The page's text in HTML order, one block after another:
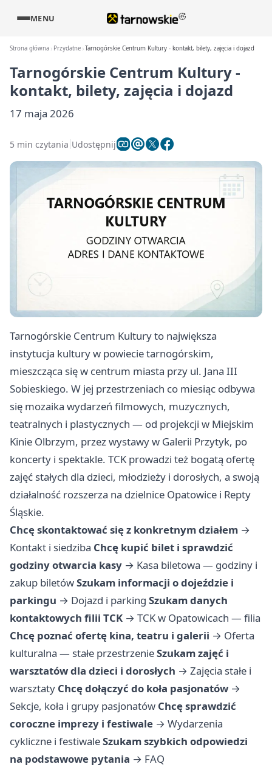
MENU
Strona główna Przydatne Tarnogórskie Centrum Kultury - kontakt, bilety, zajęcia i dojazd
Tarnogórskie Centrum Kultury -
kontakt, bilety, zajęcia i dojazd
17 maja 2026
5 min czytania Udostępnij
Tarnogórskie Centrum Kultury to największa
instytucja kultury w powiecie tarnogórskim,
mieszcząca się w centrum miasta przy ul. Jana III
Sobieskiego. W jej przestrzeniach co miesiąc odbywa
się mozaika wydarzeń filmowych, muzycznych,
teatralnych i plastycznych — od projekcji w Miejskim
Kinie Olbrzym, przez wystawy w Galerii Przytyk, po
koncerty i spektakle. TCK prowadzi też bogatą ofertę
zajęć stałych dla dzieci, młodzieży i dorosłych, a swoją
działalność rozszerza na dzielnice Opatowice i Repty
Śląskie.
Chcę skontaktować się z konkretnym działem →
Kontakt i siedziba Chcę kupić bilet i sprawdzić
godziny otwarcia kasy → Kasa biletowa — godziny i
zakup biletówSzukam informacji o dojeździe i
parkingu → Dojazd i parking Szukam danych
kontaktowych filii TCK → TCK w Opatowicach — filia
Chcę poznać ofertę kina, teatru i galerii → Oferta
kulturalna — stałe przestrzenieSzukam zajęć i
warsztatów dla dzieci i dorosłych → Zajęcia stałe i
warsztaty Chcę dołączyć do koła pasjonatów →
Sekcje, koła i grupy pasjonatów Chcę sprawdzić
coroczne imprezy i festiwale → Wydarzenia
cykliczne i festiwaleSzukam szybkich odpowiedzi
na podstawowe pytania → FAQ